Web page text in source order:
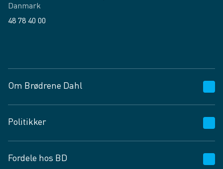
Danmark
48 78 40 00
Om Brødrene Dahl
Vagttelefon 30 10 89 89
Spørgsmål og svar
Job og karriere
Politikker
Privatlivspolitik
Fordele hos BD